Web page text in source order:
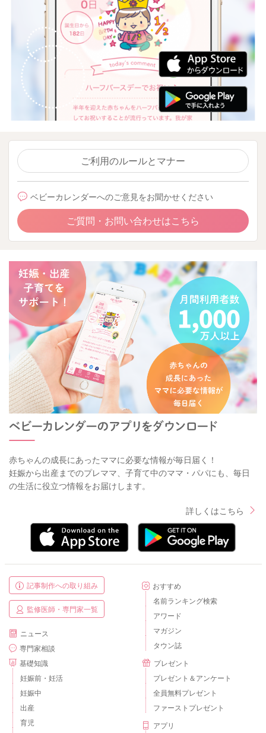
ご利用のルールとマナー
ベビーカレンダーへのご意見をお聞かせください
ご質問・お問い合わせはこちら
赤ちゃんの成長にあったママに必要な情報が毎日届く！
妊娠から出産までのプレママ、子育て中のママ・パパにも、毎日
の生活に役立つ情報をお届けします。
詳しくはこちら
記事制作への取り組み
監修医師・専門家一覧
ニュース
専門家相談
基礎知識
妊娠前・妊活
妊娠中
出産
育児
おすすめ
名前ランキング検索
アワード
マガジン
タウン誌
プレゼント
プレゼント＆アンケート
全員無料プレゼント
ファーストプレゼント
アプリ